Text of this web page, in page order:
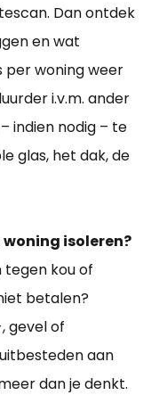
Dan ontdek
en wat
per woning weer
i.v.m. ander
indien nodig – te
glas, het dak, de
isoleren?
tegen kou of
betalen?
gevel of
aan
dan je denkt.